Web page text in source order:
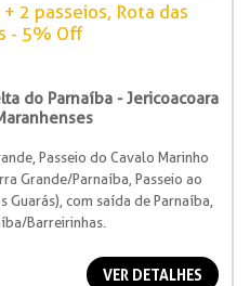
2 passeios, Rota das
- 5% Off
do Parnaíba - Jericoacoara
Passeio do Cavalo Marinho
Grande/Parnaíba, Passeio ao
Guarás), com saída de Parnaíba,
Barreirinhas.
VER DETALHES